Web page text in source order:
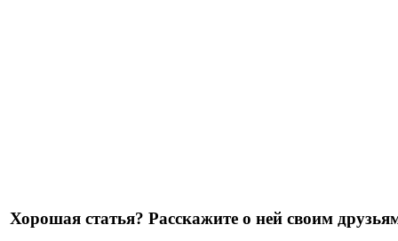
Хорошая статья? Расскажите о ней своим